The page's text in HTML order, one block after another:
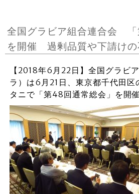
全国グラビア組合連合会 「
を開催 過剰品質や下請けの
【2018年6月22日】全国グラビ
ラ）は6月21日、東京都千代田区
タニで「第48回通常総会」を開催